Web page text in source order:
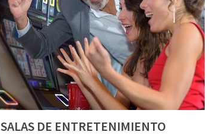
SALAS DE ENTRETENIMIENTO